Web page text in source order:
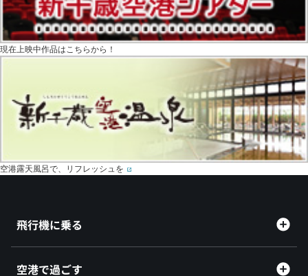
現在上映中作品はこちらから！
空港露天風呂で、リフレッシュを
飛行機に乗る
空港で過ごす